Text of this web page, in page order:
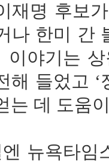
재명 후보
나 한미 간
이야기는
해 들었고
는 데 도움
엔 뉴욕타